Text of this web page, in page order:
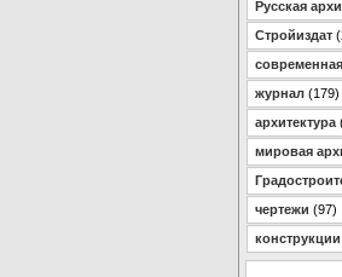
Русская
Стройиздат
журнал (179)
архитектура
мировая
чертежи (97)
конструкции